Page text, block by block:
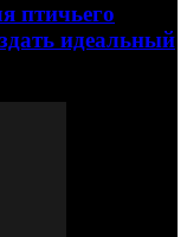
птичьего
идеальный